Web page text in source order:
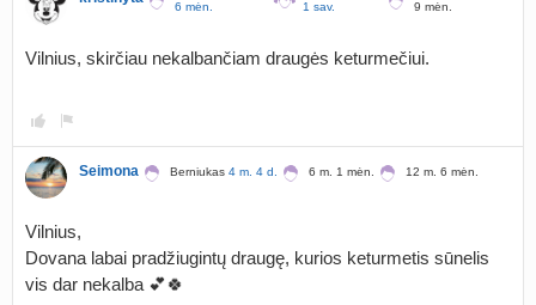
6 mėn.
1 sav.
9 mėn.
Vilnius, skirčiau nekalbančiam draugės keturmečiui.
Seimona Berniukas 4 m. 4 d. 6 m. 1 mėn. 12 m. 6 mėn.
Vilnius,
Dovana labai pradžiugintų draugę, kurios keturmetis sūnelis
vis dar nekalba 💕🍀